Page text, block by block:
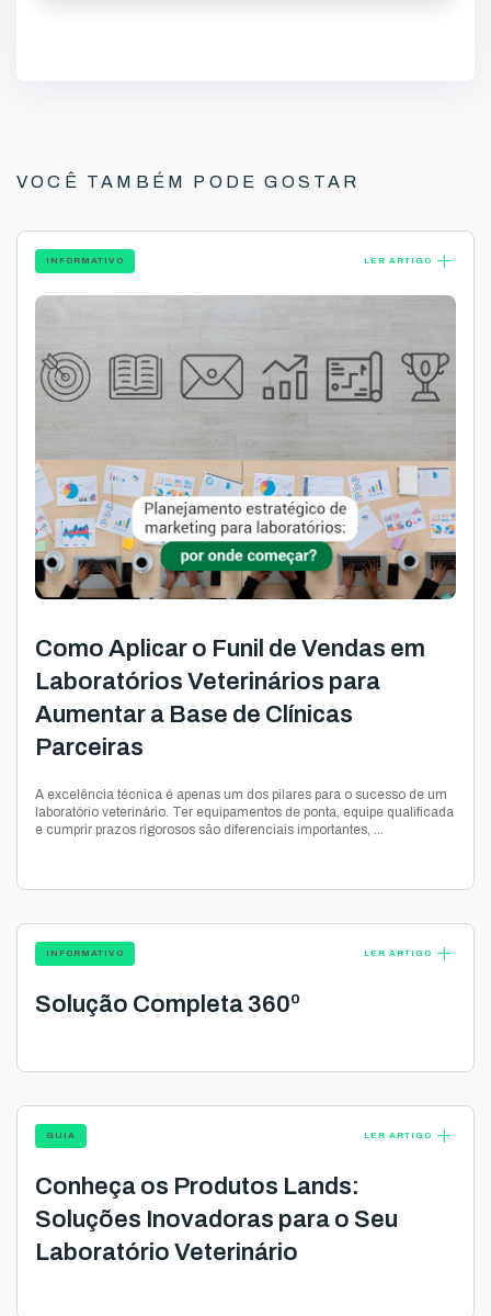
VOCÊ TAMBÉM PODE GOSTAR
INFORMATIVO LER ARTIGO add
Como Aplicar o Funil de Vendas em
Laboratórios Veterinários para
Aumentar a Base de Clínicas
Parceiras
A excelência técnica é apenas um dos pilares para o sucesso de um
laboratório veterinário. Ter equipamentos de ponta, equipe qualificada
e cumprir prazos rigorosos são diferenciais importantes, ...
INFORMATIVO LER ARTIGO add
Solução Completa 360º
GUIA LER ARTIGO add
Conheça os Produtos Lands:
Soluções Inovadoras para o Seu
Laboratório Veterinário